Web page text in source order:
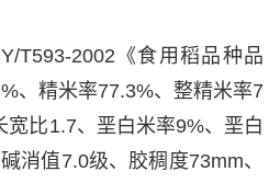
T593-2002《食用稻品种品
、精米率77.3%、整精米率7
宽比1.7、垩白米率9%、垩白
消值7.0级、胶稠度73mm、